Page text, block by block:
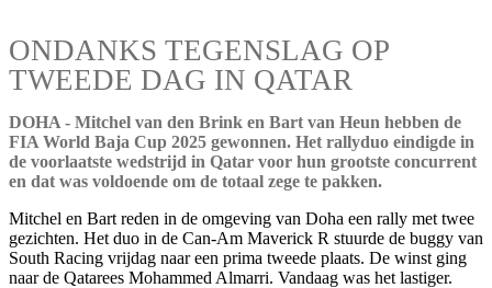
ONDANKS TEGENSLAG OP
TWEEDE DAG IN QATAR
DOHA - Mitchel van den Brink en Bart van Heun hebben de
FIA World Baja Cup 2025 gewonnen. Het rallyduo eindigde in
de voorlaatste wedstrijd in Qatar voor hun grootste concurrent
en dat was voldoende om de totaal zege te pakken.
Mitchel en Bart reden in de omgeving van Doha een rally met twee
gezichten. Het duo in de Can-Am Maverick R stuurde de buggy van
South Racing vrijdag naar een prima tweede plaats. De winst ging
naar de Qatarees Mohammed Almarri. Vandaag was het lastiger.